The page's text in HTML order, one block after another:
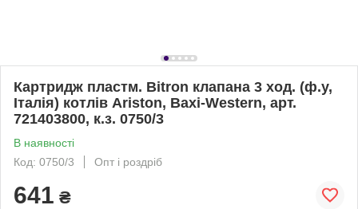
Картридж пластм. Bitron клапана 3 ход. (ф.у,
Італія) котлів Ariston, Baxi-Western, арт.
721403800, к.з. 0750/3
В наявності
Код: 0750/3
Опт і роздріб
641 ₴